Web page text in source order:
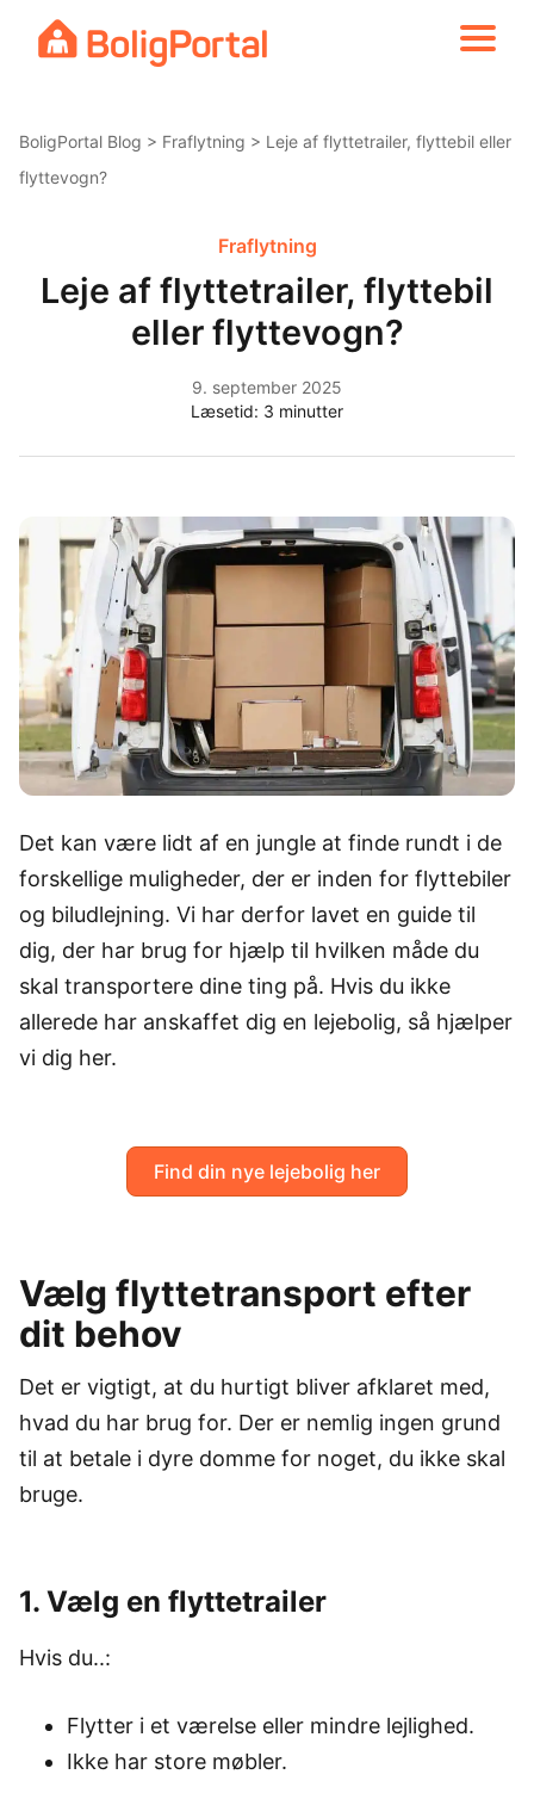
BoligPortal Blog > Fraflytning > Leje af flyttetrailer, flyttebil eller
flyttevogn?
Fraflytning
Leje af flyttetrailer, flyttebil
eller flyttevogn?
9. september 2025
Læsetid: 3 minutter
Det kan være lidt af en jungle at finde rundt i de
forskellige muligheder, der er inden for flyttebiler
og biludlejning. Vi har derfor lavet en guide til
dig, der har brug for hjælp til hvilken måde du
skal transportere dine ting på. Hvis du ikke
allerede har anskaffet dig en lejebolig, så hjælper
vi dig her.
Find din nye lejebolig her
Vælg flyttetransport efter
dit behov
Det er vigtigt, at du hurtigt bliver afklaret med,
hvad du har brug for. Der er nemlig ingen grund
til at betale i dyre domme for noget, du ikke skal
bruge.
1. Vælg en flyttetrailer
Hvis du..:
Flytter i et værelse eller mindre lejlighed.
Ikke har store møbler.